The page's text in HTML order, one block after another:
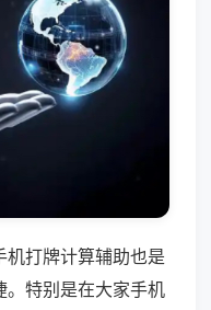
机打牌计算辅助也是
。特别是在大家手机